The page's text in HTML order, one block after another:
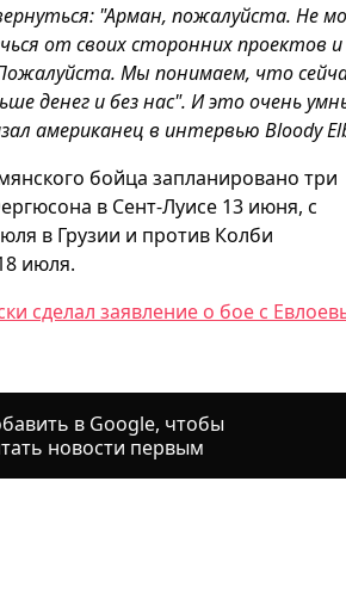
"Арман, пожалуйста. Не
от своих сторонних проектов и
Мы понимаем, что
денег и без нас". И это очень
американец в интервью Bloody
бойца запланировано три
в Сент-Луисе 13 июня, с
в Грузии и против Колби
июля.
сделал заявление о бое с
в Google, чтобы
новости первым